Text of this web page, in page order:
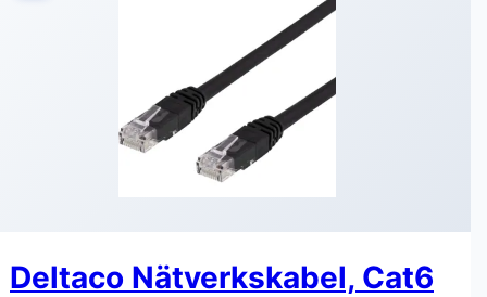
Deltaco Nätverkskabel, Cat6